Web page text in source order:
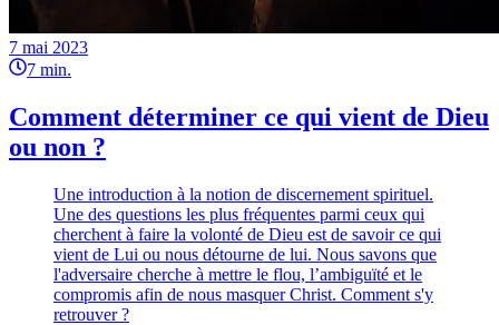
7 mai 2023
7 min.
Comment déterminer ce qui vient de Dieu
ou non ?
Une introduction à la notion de discernement spirituel.
Une des questions les plus fréquentes parmi ceux qui
cherchent à faire la volonté de Dieu est de savoir ce qui
vient de Lui ou nous détourne de lui. Nous savons que
l'adversaire cherche à mettre le flou, l’ambiguïté et le
compromis afin de nous masquer Christ. Comment s'y
retrouver ?